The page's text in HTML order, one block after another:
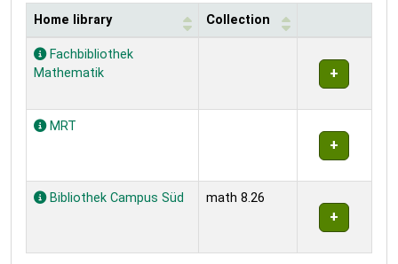
Holdings
Home library Collection
Fachbibliothek
Mathematik
MRT
Bibliothek Campus Süd math 8.26